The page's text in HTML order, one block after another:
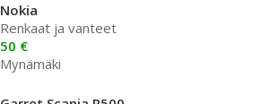
Nokia
Renkaat ja vanteet
50 €
Mynämäki